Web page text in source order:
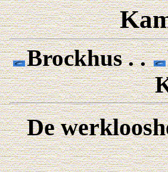
Brockhus . .
De